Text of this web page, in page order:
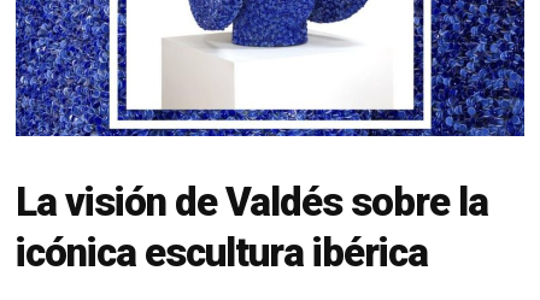
La visión de Valdés sobre la
icónica escultura ibérica